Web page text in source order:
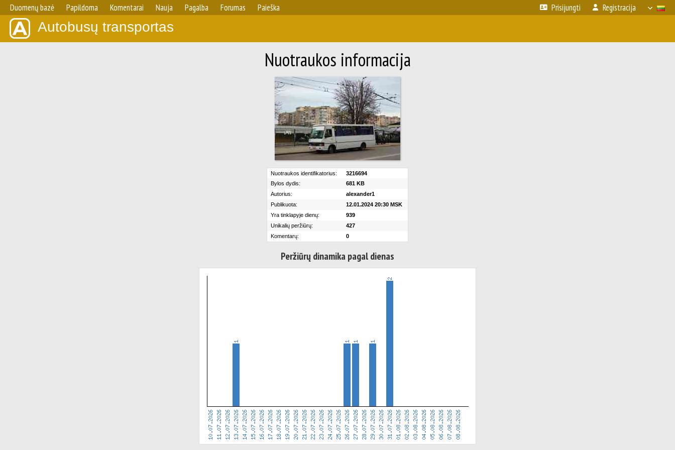
Duomenų bazė Papildoma Komentarai Nauja Pagalba Forumas Paieška Prisijungti Registracija
Autobusų transportas
Nuotraukos informacija
Nuotraukos identifikatorius:
3216694
Bylos dydis:
681 KB
Autorius:
alexander1
Publikuota:
12.01.2024 20:30 MSK
Yra tinklapyje dienų:
939
Unikalių peržiūrų:
427
Komentarų:
0
Peržiūrų dinamika pagal dienas